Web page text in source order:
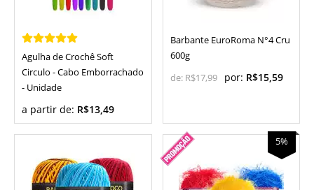
Agulha de Crochê Soft
Circulo - Cabo Emborrachado
- Unidade
a partir de: R$13,49
Barbante EuroRoma N°4 Cru
600g
de: R$17,99 por: R$15,59
5%